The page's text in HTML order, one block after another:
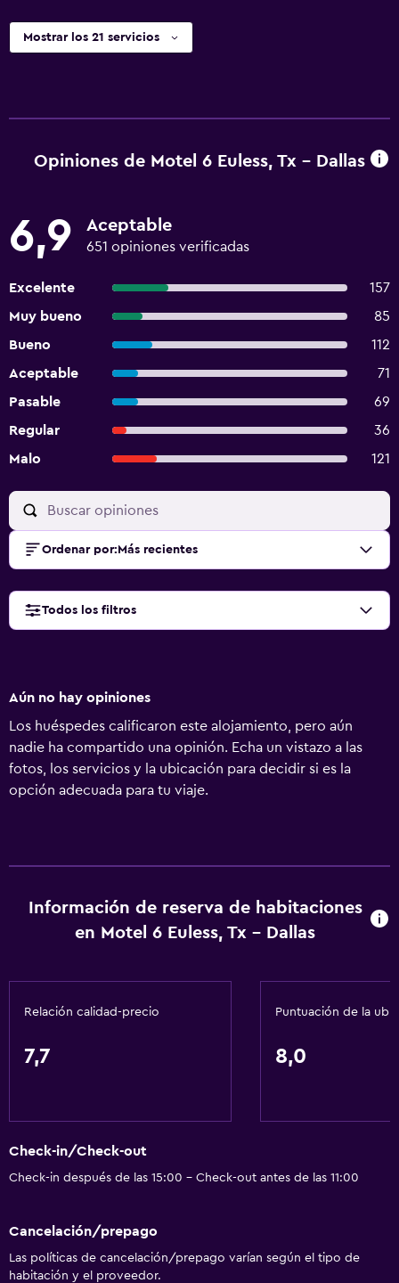
Mostrar los 21 servicios
Opiniones de Motel 6 Euless, Tx - Dallas
6,9 Aceptable
651 opiniones verificadas
Excelente
157
Muy bueno
85
Bueno
112
Aceptable
71
Pasable
69
Regular
36
Malo
121
Ordenar por: Más recientes
Todos los filtros
Aún no hay opiniones
Los huéspedes calificaron este alojamiento, pero aún
nadie ha compartido una opinión. Echa un vistazo a las
fotos, los servicios y la ubicación para decidir si es la
opción adecuada para tu viaje.
Información de reserva de habitaciones
en Motel 6 Euless, Tx - Dallas
Relación calidad-precio
7,7
Puntuación de la
8,0
Check-in/Check-out
Check-in después de las 15:00 - Check-out antes de las 11:00
Cancelación/prepago
Las políticas de cancelación/prepago varían según el tipo de
habitación y el proveedor.